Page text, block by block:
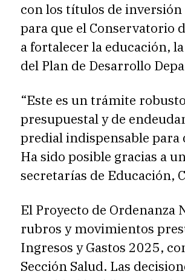
con los títulos de
para que el Conservatorio
a fortalecer la educación,
del Plan de Desarrollo
“Este es un trámite
presupuestal y de
predial indispensable para
Ha sido posible gracias a
secretarías de Educación,
El Proyecto de Ordenanza
rubros y movimientos
Ingresos y Gastos 2025,
Sección Salud. Las